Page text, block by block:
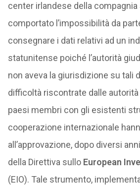
center irlandese della compagnia
comportato l’impossibilità da
consegnare i dati relativi ad un
statunitense poiché l’autorità
non aveva la giurisdizione su tali
difficoltà riscontrate dalle
paesi membri con gli esistenti
cooperazione internazionale
all’approvazione, dopo diversi
della Direttiva sullo European
(EIO). Tale strumento,